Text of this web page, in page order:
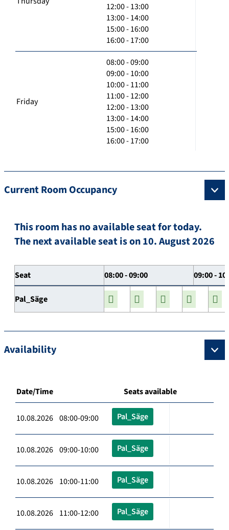
12:00 - 13:00
13:00 - 14:00
15:00 - 16:00
16:00 - 17:00
Friday
08:00 - 09:00
09:00 - 10:00
10:00 - 11:00
11:00 - 12:00
12:00 - 13:00
13:00 - 14:00
15:00 - 16:00
16:00 - 17:00
Current Room Occupancy
This room has no available seat for today.
The next available seat is on 10. August 2026
Seat 08:00 - 09:00 09:00 -
Pal_Säge
Availability
Date/Time Seats available
10.08.2026 08:00-09:00 Pal_Säge
10.08.2026 09:00-10:00 Pal_Säge
10.08.2026 10:00-11:00 Pal_Säge
10.08.2026 11:00-12:00 Pal_Säge